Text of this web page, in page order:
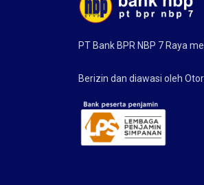
PT Bank BPR NBP 7 Raya
Berizin dan diawasi oleh